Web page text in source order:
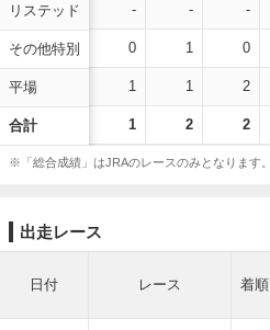
リステッド
その他特別
平場
合計
- - -
0 1 0
1 1 2
1 2 2
※「総合成績」はJRAのレースのみとなります。
出走レース
日付 レース 着順